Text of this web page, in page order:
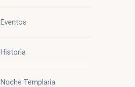
Eventos
Historia
Noche Templaria